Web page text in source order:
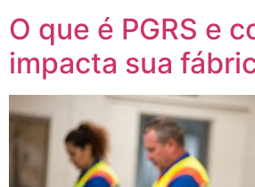
O que é PGRS e
impacta sua